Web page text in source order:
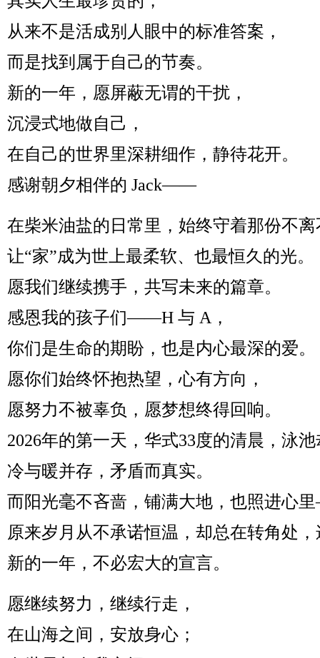
从来不是活成别人眼中的标准答案，
而是找到属于自己的节奏。
新的一年，愿屏蔽无谓的干扰，
沉浸式地做自己，
在自己的世界里深耕细作，静待花开。
感谢朝夕相伴的 Jack——
在柴米油盐的日常里，始终守着那份不
让“家”成为世上最柔软、也最恒久的光。
愿我们继续携手，共写未来的篇章。
感恩我的孩子们——H 与 A，
你们是生命的期盼，也是内心最深的爱。
愿你们始终怀抱热望，心有方向，
愿努力不被辜负，愿梦想终得回响。
2026年的第一天，华式33度的清晨，泳
冷与暖并存，矛盾而真实。
而阳光毫不吝啬，铺满大地，也照进心
原来岁月从不承诺恒温，却总在转角处
新的一年，不必宏大的宣言。
愿继续努力，继续行走，
在山海之间，安放身心；